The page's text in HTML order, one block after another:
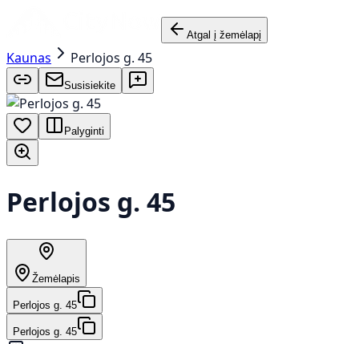
Atgal į žemėlapį
Kaunas Perlojos g. 45
Susisiekite
Palyginti
Perlojos g. 45
Žemėlapis
Perlojos g. 45
Perlojos g. 45